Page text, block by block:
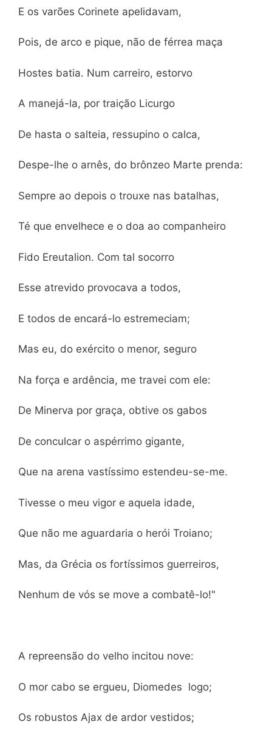
E os varões Corinete apelidavam,
Pois, de arco e pique, não de férrea maça
Hostes batia. Num carreiro, estorvo
A manejá-la, por traição Licurgo
De hasta o salteia, ressupino o calca,
Despe-lhe o arnês, do brônzeo Marte prenda:
Sempre ao depois o trouxe nas batalhas,
Té que envelhece e o doa ao companheiro
Fido Ereutalion. Com tal socorro
Esse atrevido provocava a todos,
E todos de encará-lo estremeciam;
Mas eu, do exército o menor, seguro
Na força e ardência, me travei com ele:
De Minerva por graça, obtive os gabos
De conculcar o aspérrimo gigante,
Que na arena vastíssimo estendeu-se-me.
Tivesse o meu vigor e aquela idade,
Que não me aguardaria o herói Troiano;
Mas, da Grécia os fortíssimos guerreiros,
Nenhum de vós se move a combatê-lo!"
A repreensão do velho incitou nove:
O mor cabo se ergueu, Diomedes logo;
Os robustos Ajax de ardor vestidos;